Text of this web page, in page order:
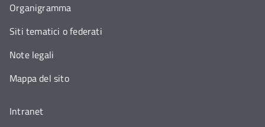
Organigramma
Siti tematici o federati
Note legali
Mappa del sito
Intranet